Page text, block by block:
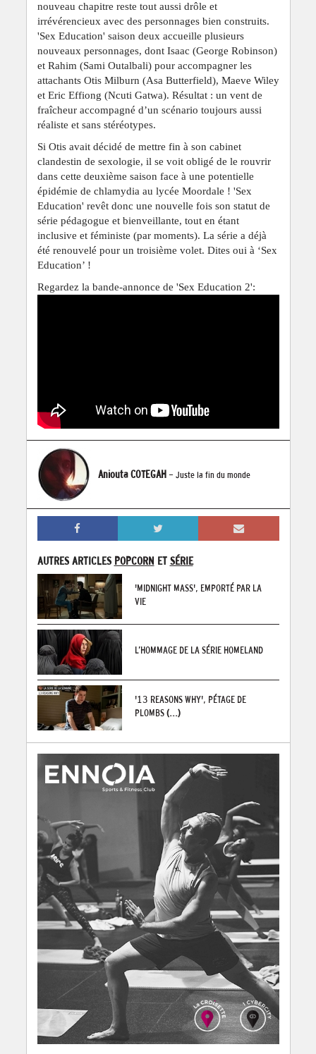
nouveau chapitre reste tout aussi drôle et
irrévérencieux avec des personnages bien construits.
'Sex Education' saison deux accueille plusieurs
nouveaux personnages, dont Isaac (George Robinson)
et Rahim (Sami Outalbali) pour accompagner les
attachants Otis Milburn (Asa Butterfield), Maeve Wiley
et Eric Effiong (Ncuti Gatwa). Résultat : un vent de
fraîcheur accompagné d’un scénario toujours aussi
réaliste et sans stéréotypes.
Si Otis avait décidé de mettre fin à son cabinet
clandestin de sexologie, il se voit obligé de le rouvrir
dans cette deuxième saison face à une potentielle
épidémie de chlamydia au lycée Moordale ! 'Sex
Education' revêt donc une nouvelle fois son statut de
série pédagogue et bienveillante, tout en étant
inclusive et féministe (par moments). La série a déjà
été renouvelé pour un troisième volet. Dites oui à ‘Sex
Education’ !
Regardez la bande-annonce de 'Sex Education 2':
Aniouta COTEGAH - Juste la fin du monde
AUTRES ARTICLES POPCORN ET SÉRIE
'MIDNIGHT MASS', EMPORTÉ PAR LA
VIE
L’HOMMAGE DE LA SÉRIE HOMELAND
'13 REASONS WHY', PÉTAGE DE
PLOMBS(...)